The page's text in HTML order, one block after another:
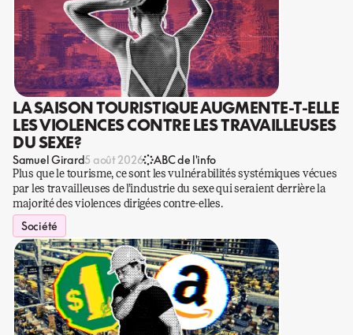
LA SAISON TOURISTIQUE AUGMENTE-T-ELLE
LES VIOLENCES CONTRE LES TRAVAILLEUSES
DU SEXE?
Samuel Girard5 août 2026 ABC de l'info
Plus que le tourisme, ce sont les vulnérabilités systémiques vécues
par les travailleuses de l’industrie du sexe qui seraient derrière la
majorité des violences dirigées contre-elles.
Société